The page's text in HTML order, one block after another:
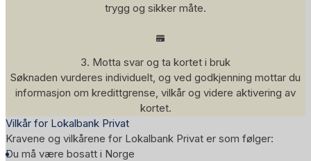
trygg og sikker måte.
3. Motta svar og ta kortet i bruk
Søknaden vurderes individuelt, og ved godkjenning mottar du
informasjon om kredittgrense, vilkår og videre aktivering av
kortet.
Vilkår for Lokalbank Privat
Kravene og vilkårene for Lokalbank Privat er som følger:
Du må være bosatt i Norge